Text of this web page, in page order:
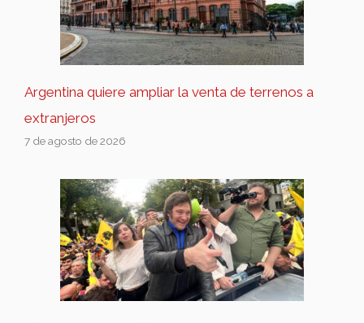
Argentina quiere ampliar la venta de terrenos a
extranjeros
7 de agosto de 2026